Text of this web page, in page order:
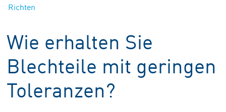
Richten
Wie erhalten Sie
Blechteile mit geringen
Toleranzen?